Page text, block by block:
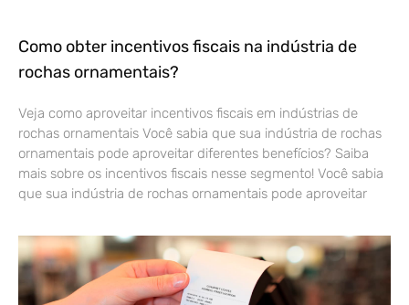
Como obter incentivos fiscais na indústria de
rochas ornamentais?
Veja como aproveitar incentivos fiscais em indústrias de
rochas ornamentais Você sabia que sua indústria de rochas
ornamentais pode aproveitar diferentes benefícios? Saiba
mais sobre os incentivos fiscais nesse segmento! Você sabia
que sua indústria de rochas ornamentais pode aproveitar